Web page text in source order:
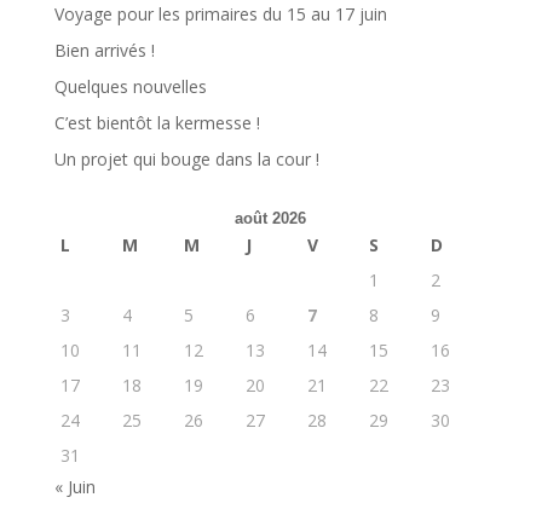
Voyage pour les primaires du 15 au 17 juin
Bien arrivés !
Quelques nouvelles
C’est bientôt la kermesse !
Un projet qui bouge dans la cour !
août 2026
L M M J V S
D
1
2
3
4 5 6 7 8
9
10
11 12 13 14 15
16
17
18 19 20 21 22
23
24
25 26 27 28 29
30
31
« Juin